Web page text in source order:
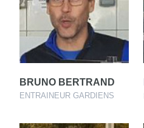
BRUNO BERTRAND
ENTRAINEUR GARDIENS